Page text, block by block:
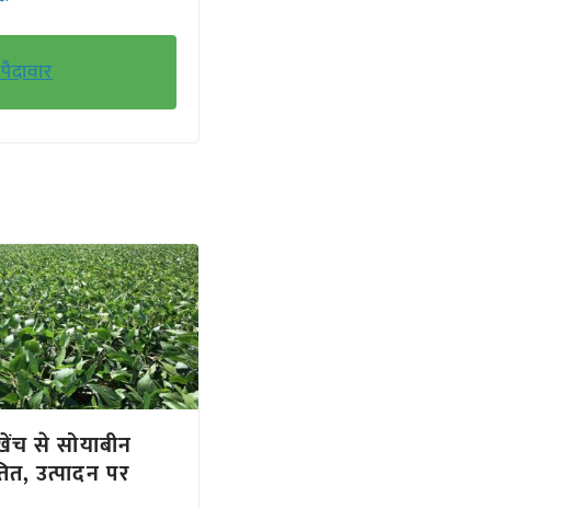
से सोयाबीन
उत्पादन पर